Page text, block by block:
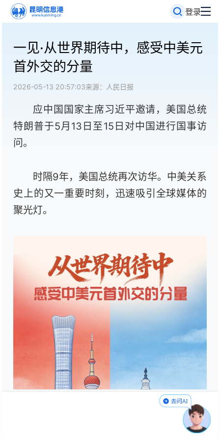
登录
一见·从世界期待中，感受中美元
首外交的分量
2026-05-13 20:57:03来源：人民日报
应中国国家主席习近平邀请，美国总统
特朗普于5月13日至15日对中国进行国事访
问。
时隔9年，美国总统再次访华。中美关系
史上的又一重要时刻，迅速吸引全球媒体的
聚光灯。